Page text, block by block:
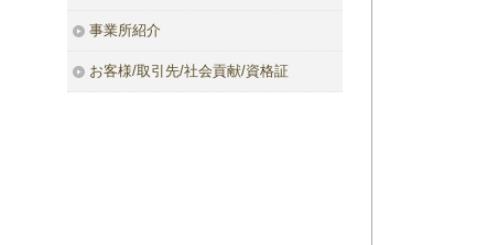
事業所紹介
お客様/取引先/社会貢献/資格証